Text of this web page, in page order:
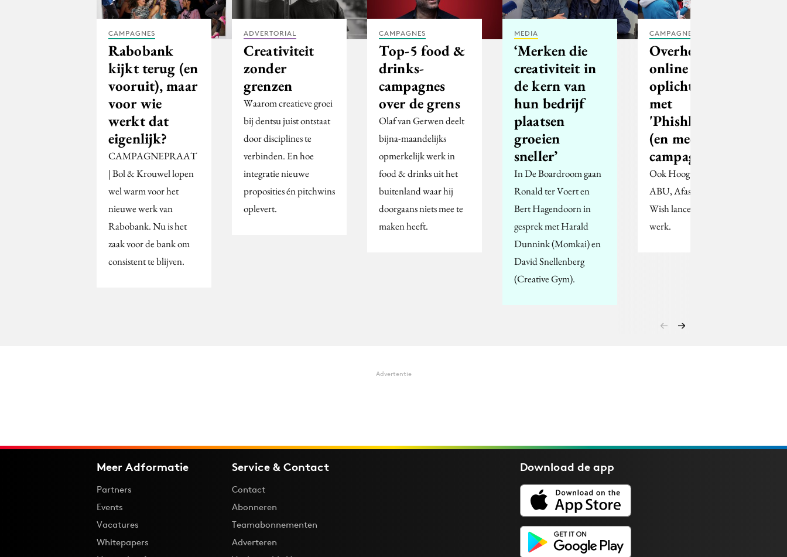
CAMPAGNES
Rabobank
kijkt terug (en
vooruit), maar
voor wie
werkt dat
eigenlijk?
CAMPAGNEPRAAT
| Bol & Krouwel lopen
wel warm voor het
nieuwe werk van
Rabobank. Nu is het
zaak voor de bank om
consistent te blijven.
ADVERTORIAL
Creativiteit
zonder
grenzen
Waarom creatieve groei
bij dentsu juist ontstaat
door disciplines te
verbinden. En hoe
integratie nieuwe
proposities én pitchwins
oplevert.
CAMPAGNES
Top-5 food &
drinks-
campagnes
over de grens
Olaf van Gerwen deelt
bijna-maandelijks
opmerkelijk werk in
food & drinks uit het
buitenland waar hij
doorgaans niets mee te
maken heeft.
MEDIA
‘Merken die
creativiteit in
de kern van
hun bedrijf
plaatsen
groeien
sneller’
In De Boardroom gaan
Ronald ter Voert en
Bert Hagendoorn in
gesprek met Harald
Dunnink (Momkai) en
David Snellenberg
(Creative Gym).
CAMPAGNES
Overheid pakt
online
oplichting aan
met
'Phishkraam'
(en meer
campagnes)
Ook Hoogvliet, Stedin,
ABU, Afas en Make-a-
Wish lanceren nieuw
werk.
Advertentie
Meer Adformatie
Partners
Events
Vacatures
Whitepapers
Service & Contact
Contact
Abonneren
Teamabonnementen
Adverteren
Download deapp